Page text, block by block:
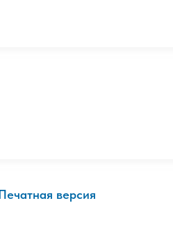
версия